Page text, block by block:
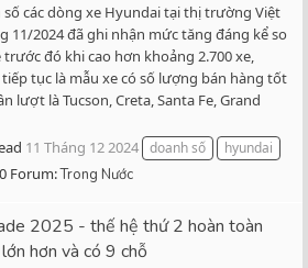
các dòng xe Hyundai tại thị trường Việt
11/2024 đã ghi nhận mức tăng đáng kể so
đó khi cao hơn khoảng 2.700 xe,
tục là mẫu xe có số lượng bán hàng tốt
lượt là Tucson, Creta, Santa Fe, Grand
11 Tháng 12 2024 doanh số
hyundai
Forum:Trong Nước
2025 - thế hệ thứ 2 hoàn toàn
hơn và có 9 chỗ